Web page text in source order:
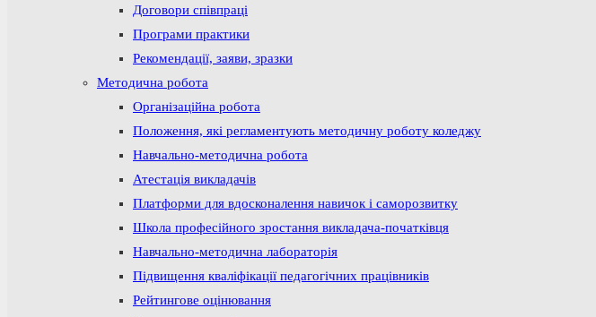
Договори співпраці
Програми практики
Рекомендації, заяви, зразки
Методична робота
Організаційна робота
Положення, які регламентують методичну роботу коледжу
Навчально-методична робота
Атестація викладачів
Платформи для вдосконалення навичок і саморозвитку
Школа професійного зростання викладача-початківця
Навчально-методична лабораторія
Підвищення кваліфікації педагогічних працівників
Рейтингове оцінювання